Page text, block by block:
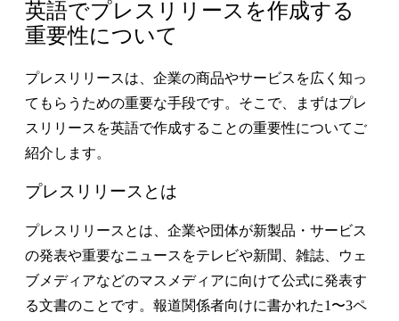
英語でプレスリリースを作成する
重要性について
プレスリリースは、企業の商品やサービスを広く知っ
てもらうための重要な手段です。そこで、まずはプレ
スリリースを英語で作成することの重要性についてご
紹介します。
プレスリリースとは
プレスリリースとは、企業や団体が新製品・サービス
の発表や重要なニュースをテレビや新聞、雑誌、ウェ
ブメディアなどのマスメディアに向けて公式に発表す
る文書のことです。報道関係者向けに書かれた1〜3ペ